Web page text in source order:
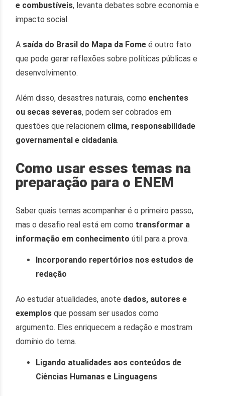
e combustíveis, levanta debates sobre economia e
impacto social.
A saída do Brasil do Mapa da Fome é outro fato
que pode gerar reflexões sobre políticas públicas e
desenvolvimento.
Além disso, desastres naturais, comoenchentes
ou secas severas, podem ser cobrados em
questões que relacionem clima, responsabilidade
governamental e cidadania.
Como usar esses temas na
preparação para o ENEM
Saber quais temas acompanhar é o primeiro passo,
mas o desafio real está em como transformar a
informação em conhecimento útil para a prova.
Incorporando repertórios nos estudos de
redação
Ao estudar atualidades, anote dados, autores e
exemplosque possam ser usados como
argumento. Eles enriquecem a redação e mostram
domínio do tema.
Ligando atualidades aos conteúdos de
Ciências Humanas e Linguagens